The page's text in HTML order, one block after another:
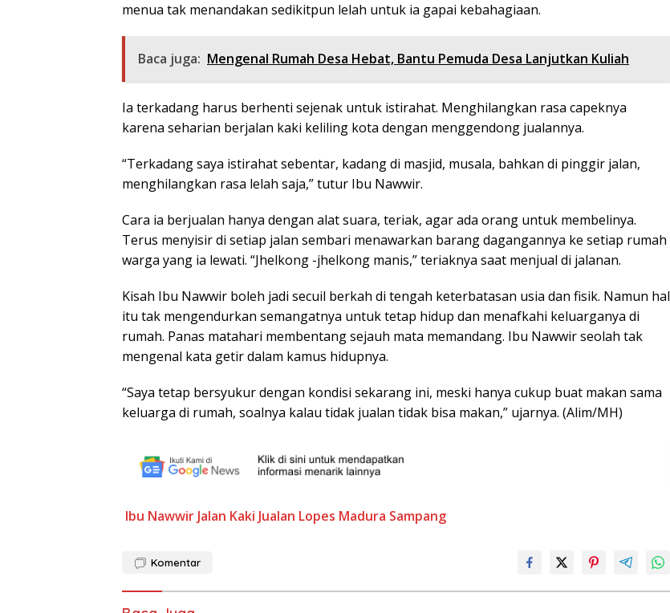
menua tak menandakan sedikitpun lelah untuk ia gapai kebahagiaan.
Baca juga: Mengenal Rumah Desa Hebat, Bantu Pemuda Desa Lanjutkan Kuliah
Ia terkadang harus berhenti sejenak untuk istirahat. Menghilangkan rasa capeknya
karena seharian berjalan kaki keliling kota dengan menggendong jualannya.
“Terkadang saya istirahat sebentar, kadang di masjid, musala, bahkan di pinggir jalan,
menghilangkan rasa lelah saja,” tutur Ibu Nawwir.
Cara ia berjualan hanya dengan alat suara, teriak, agar ada orang untuk membelinya.
Terus menyisir di setiap jalan sembari menawarkan barang dagangannya ke setiap rumah
warga yang ia lewati. “Jhelkong -jhelkong manis,” teriaknya saat menjual di jalanan.
Kisah Ibu Nawwir boleh jadi secuil berkah di tengah keterbatasan usia dan fisik. Namun hal
itu tak mengendurkan semangatnya untuk tetap hidup dan menafkahi keluarganya di
rumah. Panas matahari membentang sejauh mata memandang. Ibu Nawwir seolah tak
mengenal kata getir dalam kamus hidupnya.
“Saya tetap bersyukur dengan kondisi sekarang ini, meski hanya cukup buat makan sama
keluarga di rumah, soalnya kalau tidak jualan tidak bisa makan,” ujarnya. (Alim/MH)
Ibu Nawwir Jalan Kaki Jualan Lopes Madura Sampang
Komentar